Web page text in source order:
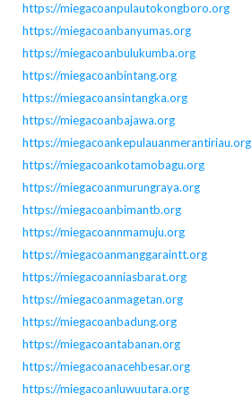
https://miegacoanpulautokongboro.org
https://miegacoanbanyumas.org
https://miegacoanbulukumba.org
https://miegacoanbintang.org
https://miegacoansintangka.org
https://miegacoanbajawa.org
https://miegacoankepulauanmerantiriau.org
https://miegacoankotamobagu.org
https://miegacoanmurungraya.org
https://miegacoanbimantb.org
https://miegacoannmamuju.org
https://miegacoanmanggaraintt.org
https://miegacoanniasbarat.org
https://miegacoanmagetan.org
https://miegacoanbadung.org
https://miegacoantabanan.org
https://miegacoanacehbesar.org
https://miegacoanluwuutara.org